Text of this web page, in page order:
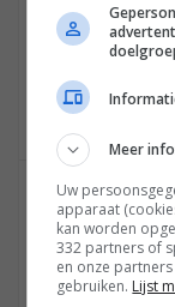
Super gaaf !
Reageren
WILLY
22
Gefeliciteerd!!
echt onwijs
Meer
Uw
apparaat
kan worden
332 partners of
en onze
gebruiken. Lijst